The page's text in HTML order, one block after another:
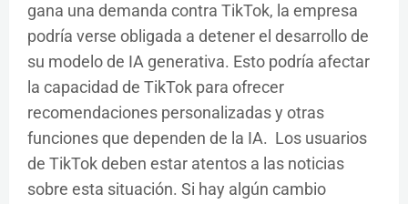
gana una demanda contra TikTok, la empresa
podría verse obligada a detener el desarrollo de
su modelo de IA generativa. Esto podría afectar
la capacidad de TikTok para ofrecer
recomendaciones personalizadas y otras
funciones que dependen de la IA. Los usuarios
de TikTok deben estar atentos a las noticias
sobre esta situación. Si hay algún cambio